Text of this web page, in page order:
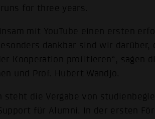
for three years.
mit YouTube einen ersten
dankbar sind wir darüber,
Kooperation profitieren“, sagen
und Prof. Hubert Wandjo.
steht die Vergabe von
für Alumni. In der ersten